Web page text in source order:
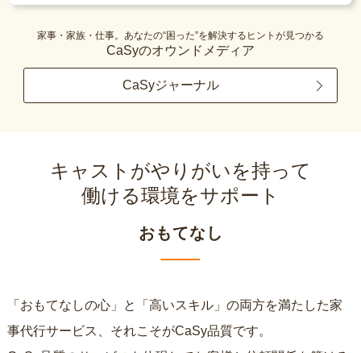
家事・家族・仕事。あなたの“困った”を解決するヒントが見つかる
CaSyのオウンドメディア
CaSyジャーナル
キャストがやりがいを持って
働ける環境をサポート
おもてなし
「おもてなしの心」と「高いスキル」の両方を満たした家
事代行サービス、それこそがCaSy品質です。